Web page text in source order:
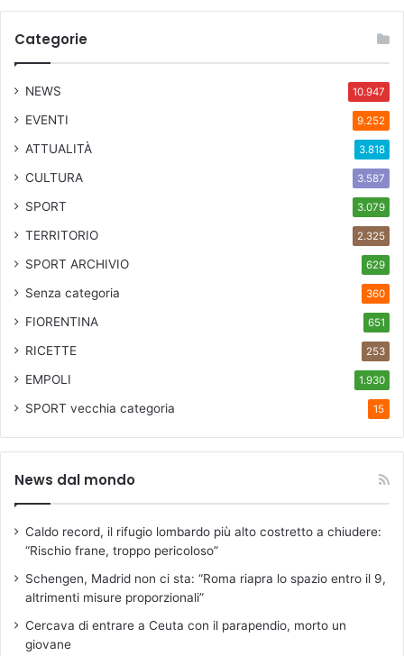
Categorie
NEWS 10.947
EVENTI 9.252
ATTUALITÀ 3.818
CULTURA 3.587
SPORT 3.079
TERRITORIO 2.325
SPORT ARCHIVIO 629
Senza categoria 360
FIORENTINA 651
RICETTE 253
EMPOLI 1.930
SPORT vecchia categoria 15
News dal mondo
Caldo record, il rifugio lombardo più alto costretto a chiudere:
“Rischio frane, troppo pericoloso”
Schengen, Madrid non ci sta: “Roma riapra lo spazio entro il 9,
altrimenti misure proporzionali”
Cercava di entrare a Ceuta con il parapendio, morto un
giovane